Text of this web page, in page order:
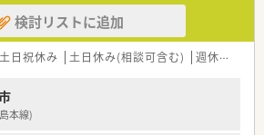
る人物像について】
退職に伴う欠員補充として、体制維持と強化の
集しています。
ます。
験がない方でも安心できる環境がございま
検討リストに追加
土日祝休み 土日休み(相談可含む) 週休2.5日以上
本線)